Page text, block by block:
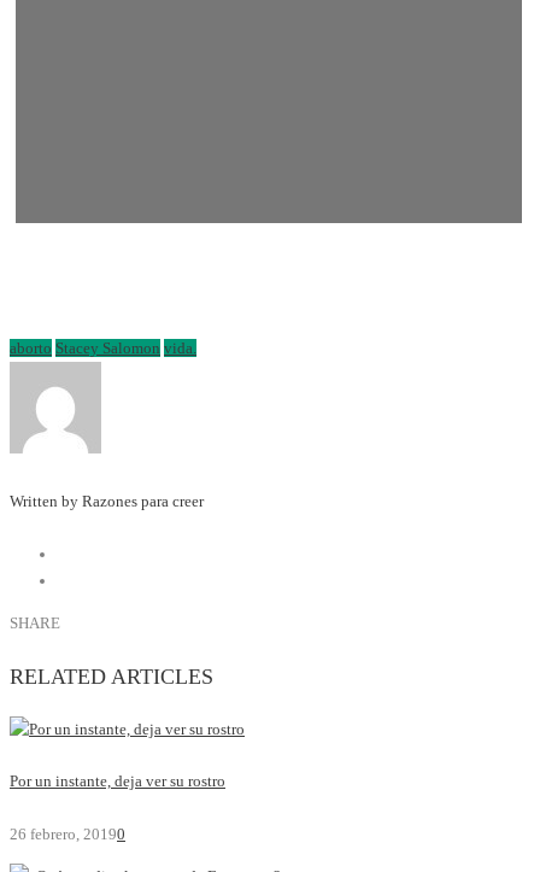
aborto Stacey Salomon vida.
Written by Razones para creer
SHARE
RELATED ARTICLES
Por un instante, deja ver su rostro
26 febrero, 20190